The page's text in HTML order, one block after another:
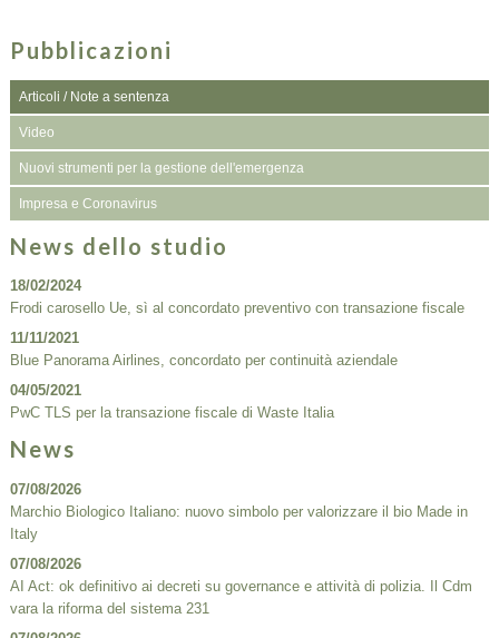
Pubblicazioni
Articoli / Note a sentenza
Video
Nuovi strumenti per la gestione dell'emergenza
Impresa e Coronavirus
News dello studio
18/02/2024
Frodi carosello Ue, sì al concordato preventivo con transazione fiscale
11/11/2021
Blue Panorama Airlines, concordato per continuità aziendale
04/05/2021
PwC TLS per la transazione fiscale di Waste Italia
News
07/08/2026
Marchio Biologico Italiano: nuovo simbolo per valorizzare il bio Made in
Italy
07/08/2026
AI Act: ok definitivo ai decreti su governance e attività di polizia. Il Cdm
vara la riforma del sistema 231